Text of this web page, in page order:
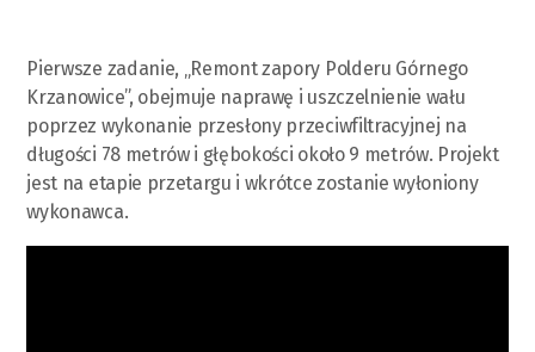
Pierwsze zadanie, „Remont zapory Polderu Górnego
Krzanowice”, obejmuje naprawę i uszczelnienie wału
poprzez wykonanie przesłony przeciwfiltracyjnej na
długości 78 metrów i głębokości około 9 metrów. Projekt
jest na etapie przetargu i wkrótce zostanie wyłoniony
wykonawca.